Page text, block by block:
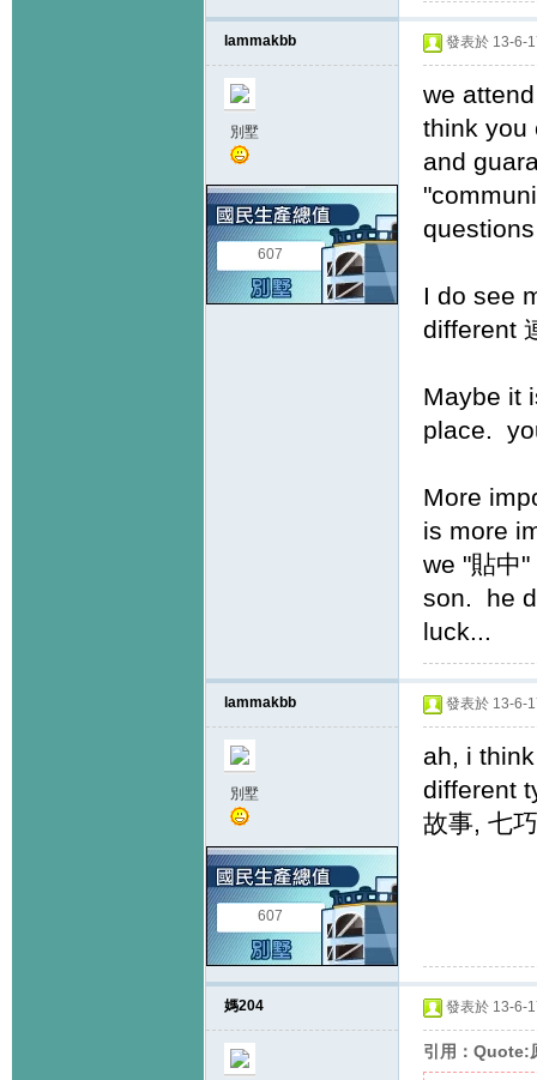
lammakbb
別墅
607
發表於 13-6-
we
think you
and
I do see
different
Maybe it
place.
More
is more
we "貼中
son. he
luck...
lammakbb
別墅
607
發表於 13-6-
ah, i
different
故事, 七
媽204 發表於 13-6-
引用：Quote: